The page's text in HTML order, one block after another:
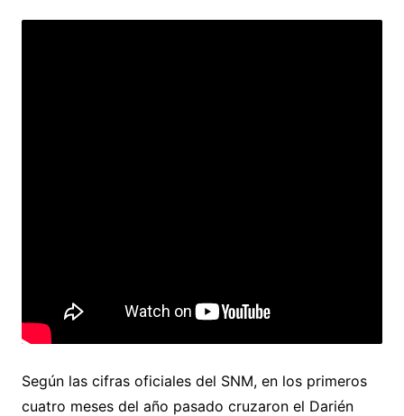
Según las cifras oficiales del SNM, en los primeros
cuatro meses del año pasado cruzaron el Darién